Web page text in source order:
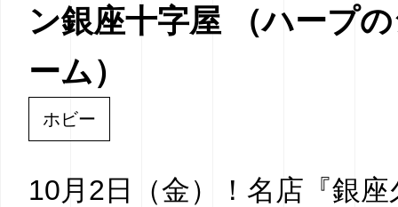
ン銀座十字屋 （ハープ
ーム）
ホビー
10月2日（金）！名店『銀